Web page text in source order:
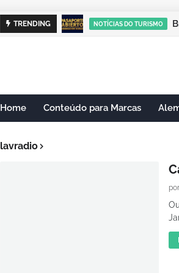
TRENDING NOTÍCIAS DO TURISMO
Home Conteúdo para Marcas
lavradio
por